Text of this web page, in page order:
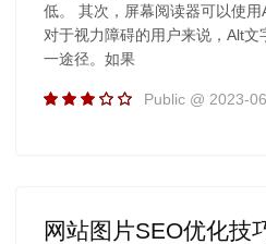
低。 其次，屏幕阅读器可以使用
对于视力障碍的用户来说，Alt
一途径。如果
Public @ 2023-
网站图片SEO优化技